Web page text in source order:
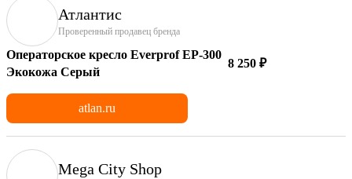
Атлантис
Проверенный продавец бренда
Операторское кресло Everprof EP-300
Экокожа Серый
8 250 ₽
atlan.ru
Mega City Shop